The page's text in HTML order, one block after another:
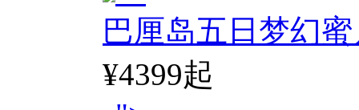
巴厘岛五日梦幻
¥4399起